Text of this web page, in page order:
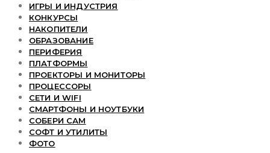
ИГРЫ И ИНДУСТРИЯ
КОНКУРСЫ
НАКОПИТЕЛИ
ОБРАЗОВАНИЕ
ПЕРИФЕРИЯ
ПЛАТФОРМЫ
ПРОЕКТОРЫ И МОНИТОРЫ
ПРОЦЕССОРЫ
СЕТИ И WIFI
СМАРТФОНЫ И НОУТБУКИ
СОБЕРИ САМ
СОФТ И УТИЛИТЫ
ФОТО